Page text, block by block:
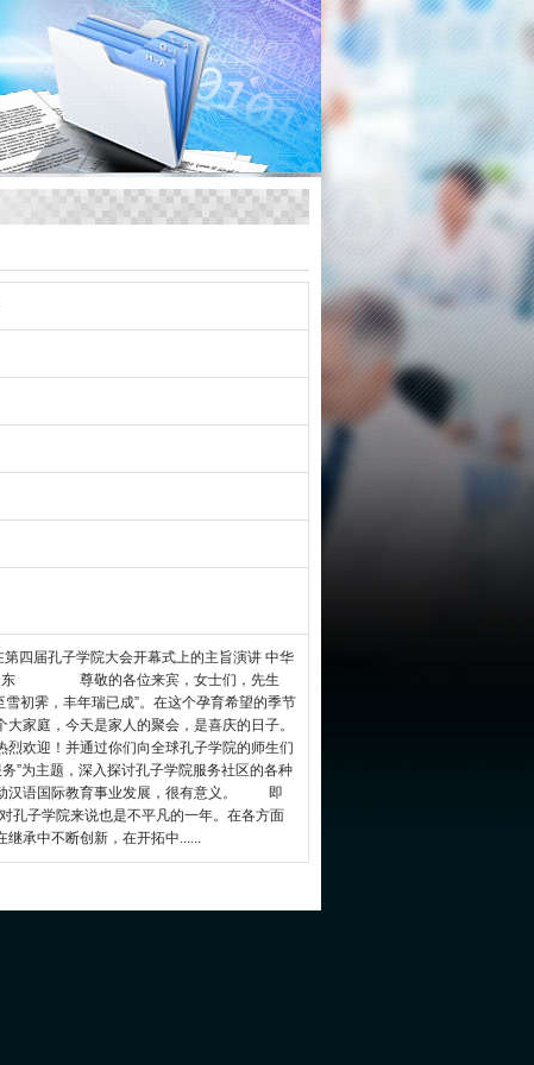
四届孔子学院大会开幕式上的主旨演讲 中华
延东 尊敬的各位来宾，女士们，先生
，丰年瑞已成”。在这个孕育希望的季节
家庭，今天是家人的聚会，是喜庆的日子。
欢迎！并通过你们向全球孔子学院的师生们
为主题，深入探讨孔子学院服务社区的各种
汉语国际教育事业发展，很有意义。 即
孔子学院来说也是不平凡的一年。在各方面
承中不断创新，在开拓中......